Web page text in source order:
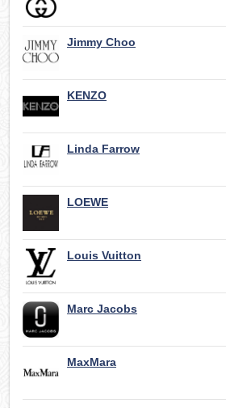
Jimmy Choo
KENZO
Linda Farrow
LOEWE
Louis Vuitton
Marc Jacobs
MaxMara